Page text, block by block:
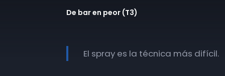
De bar en peor (T3)
El spray es la técnica más difícil.